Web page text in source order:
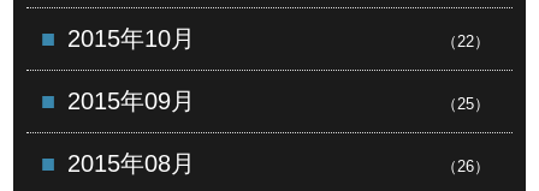
2015年10月 （22）
2015年09月 （25）
2015年08月 （26）